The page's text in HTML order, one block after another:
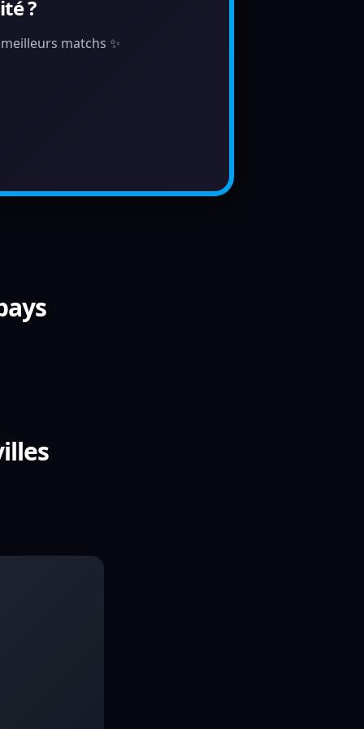
?
matchs ✨